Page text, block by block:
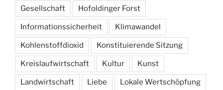
Gesellschaft Hofoldinger Forst
Informationssicherheit Klimawandel
Kohlenstoffdioxid Konstituierende Sitzung
Kreislaufwirtschaft Kultur Kunst
Landwirtschaft Liebe Lokale Wertschöpfung